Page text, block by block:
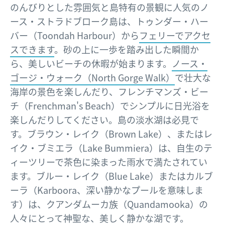
のんびりとした雰囲気と島特有の景観に人気のノ
ース・ストラドブローク島は、トゥンダー・ハー
バー（Toondah Harbour）からフェリーでアクセ
スできます。砂の上に一歩を踏み出した瞬間か
ら、美しいビーチの休暇が始まります。 ノース・
ゴージ・ウォーク（North Gorge Walk） で壮大な
海岸の景色を楽しんだり、フレンチマンズ・ビー
チ（Frenchman's Beach）でシンプルに日光浴を
楽しんだりしてください。島の淡水湖は必見で
す。ブラウン・レイク（Brown Lake）、またはレ
イク・ブミエラ（Lake Bummiera）は、自生のテ
ィーツリーで茶色に染まった雨水で満たされてい
ます。ブルー・レイク（Blue Lake）またはカルブ
ーラ（Karboora、深い静かなプールを意味しま
す）は、クアンダムーカ族（Quandamooka）の
人々にとって神聖な、美しく静かな湖です。